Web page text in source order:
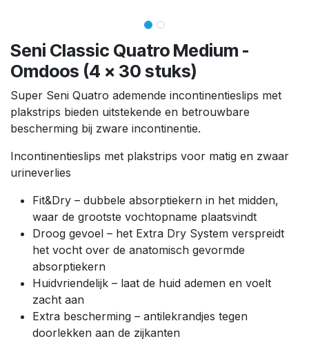
Seni Classic Quatro Medium -
Omdoos (4 x 30 stuks)
Super Seni Quatro ademende incontinentieslips met
plakstrips bieden uitstekende en betrouwbare
bescherming bij zware incontinentie.
Incontinentieslips met plakstrips voor matig en zwaar
urineverlies
Fit&Dry – dubbele absorptiekern in het midden,
waar de grootste vochtopname plaatsvindt
Droog gevoel – het Extra Dry System verspreidt
het vocht over de anatomisch gevormde
absorptiekern
Huidvriendelijk – laat de huid ademen en voelt
zacht aan
Extra bescherming – antilekrandjes tegen
doorlekken aan de zijkanten